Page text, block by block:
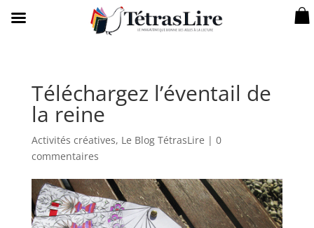
Téléchargez l’éventail de
la reine
Activités créatives, Le Blog TétrasLire | 0
commentaires